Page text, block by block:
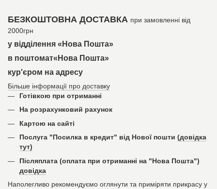
БЕЗКОШТОВНА ДОСТАВКА при замовленні від
2000грн
у відділення «Нова Пошта»
в поштомат«Нова Пошта»
кур'єром на адресу
Більше інформації про доставку
Готівкою при отриманні
На розрахунковий рахунок
Картою на сайті
Послуга "Посилка в кредит" від Нової пошти (довідка
тут)
Післяплата (оплата при отриманні на "Нова Пошта")
довідка
Наполегливо рекомендуємо оглянути та приміряти прикрасу у